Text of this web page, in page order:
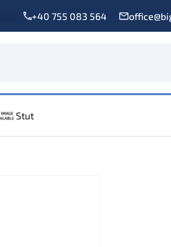
+40 755 083 564
Stut